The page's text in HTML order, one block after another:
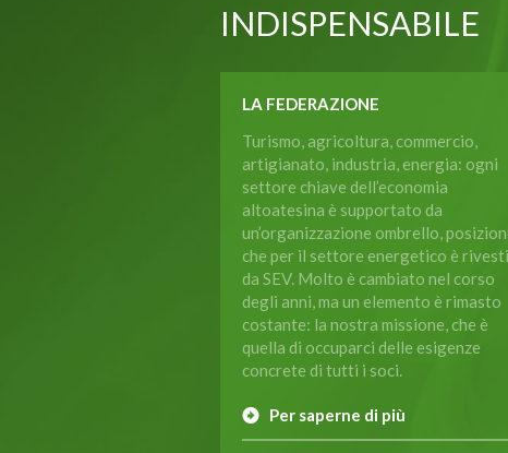
INDISPENSABILE
LA FEDERAZIONE
Turismo, agricoltura, commercio,
artigianato, industria, energia: ogni
settore chiave dell’economia
altoatesina è supportato da
un’organizzazione ombrello,
che per il settore energetico è
da SEV. Molto è cambiato nel corso
degli anni, ma un elemento è rimasto
costante: la nostra missione, che è
quella di occuparci delle esigenze
concrete di tutti i soci.
Per saperne di più